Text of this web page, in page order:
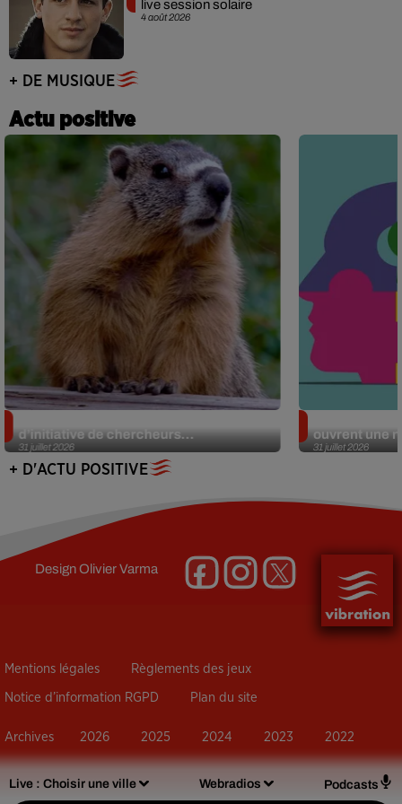
Live : Choisir une ville Webradios Podcasts
4 août 2026
live session solaire
+ DE MUSIQUE
Actu positive
31 juillet 2026
d’initiative de chercheurs...
31 juillet 2026
ouvrent une
+ D'ACTU POSITIVE
DesignOlivier Varma
Mentions légales Règlements des jeux
Notice d’information RGPD Plan du site
Archives 2026 2025 2024 2023 2022